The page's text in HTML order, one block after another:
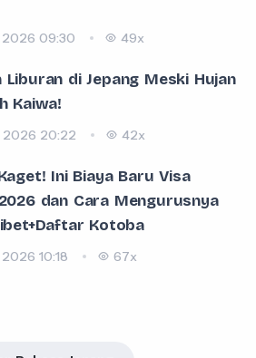
09:30 49x
Liburan di Jepang Meski Hujan
Kaiwa!
20:22 42x
Ini Biaya Baru Visa
dan Cara Mengurusnya
Kotoba
10:18 67x